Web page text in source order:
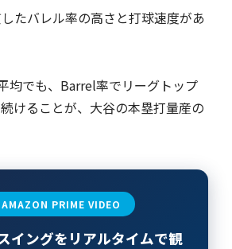
たバレル率の高さと打球速度があ
均でも、Barrel率でリーグトップ
けることが、大谷の本塁打量産の
PRIME VIDEO
イングをリアルタイムで観